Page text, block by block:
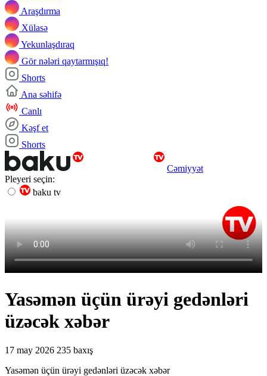
Araşdırma
Xülasə
Yekunlaşdıraq
Gör nələri qaytarmışıq!
Shorts
Ana səhifə
Canlı
Kəşf et
Shorts
Cəmiyyət
Pleyeri seçin:
baku tv
Yasəmən üçün ürəyi gedənləri
üzəcək xəbər
17 may 2026 235 baxış
Yasəmən üçün ürəyi gedənləri üzəcək xəbər